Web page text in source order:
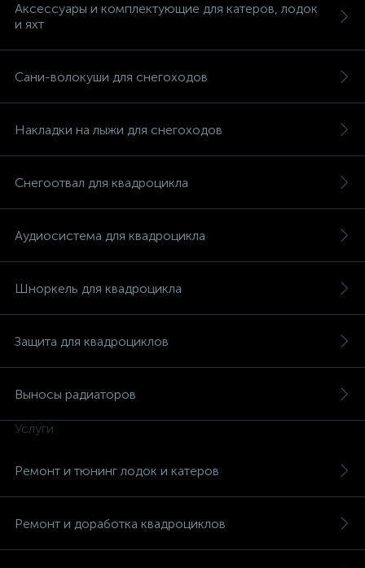
Аксессуары и комплектующие для катеров, лодок
и яхт
Сани-волокуши для снегоходов
Накладки на лыжи для снегоходов
Снегоотвал для квадроцикла
Аудиосистема для квадроцикла
Шноркель для квадроцикла
Защита для квадроциклов
Выносы радиаторов
Услуги
Ремонт и тюнинг лодок и катеров
Ремонт и доработка квадроциклов